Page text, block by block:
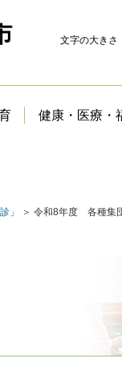
文字の大きさ
健康・医療・
」 ＞ 令和8年度 各種集